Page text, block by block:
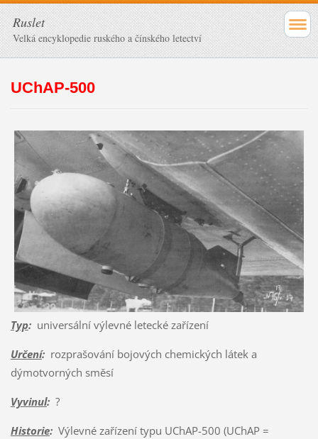
Ruslet
Velká encyklopedie ruského a čínského letectví
UChAP-500
Typ:universální výlevné letecké zařízení
Určení:rozprašování bojových chemických látek a
dýmotvorných směsí
Vyvinul:?
Historie:Výlevné zařízení typu UChAP-500 (UChAP =